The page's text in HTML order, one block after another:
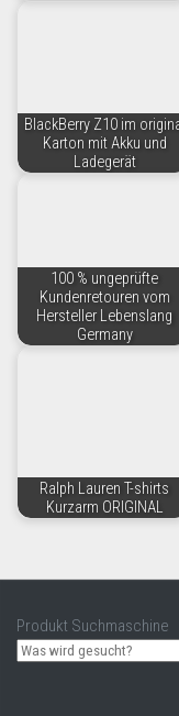
BlackBerry Z10 im
Karton mit Akku und
Ladegerät
100 % ungeprüfte
Kundenretouren vom
Hersteller Lebenslang
Germany
Ralph Lauren T-shirts
Kurzarm ORIGINAL
Produkt Suchmaschine